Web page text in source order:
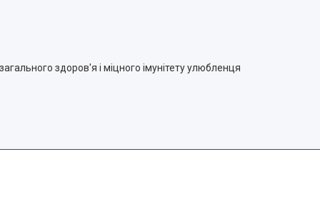
здоров'я і міцного імунітету улюбленця